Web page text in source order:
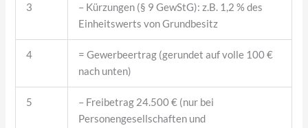
3
– Kürzungen (§ 9 GewStG): z.B. 1,2 % des
Einheitswerts von Grundbesitz
4
= Gewerbeertrag (gerundet auf volle 100 €
nach unten)
5
– Freibetrag 24.500 € (nur bei
Personengesellschaften und